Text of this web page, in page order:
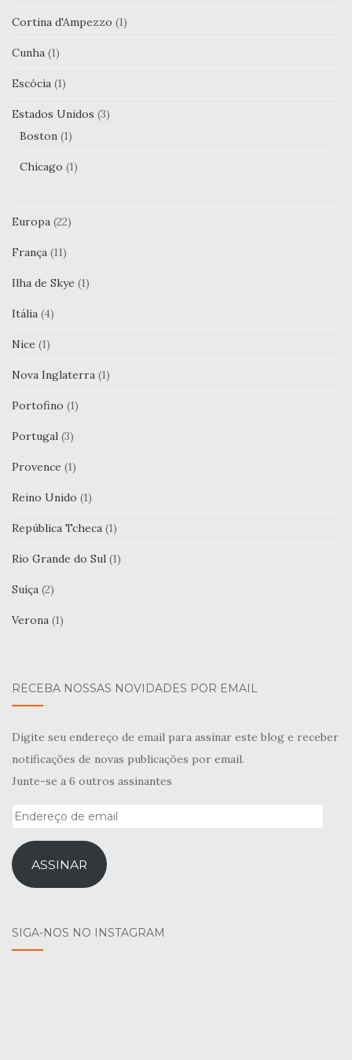
Cortina d'Ampezzo (1)
Cunha (1)
Escócia (1)
Estados Unidos (3)
Boston (1)
Chicago (1)
Europa (22)
França (11)
Ilha de Skye (1)
Itália (4)
Nice (1)
Nova Inglaterra (1)
Portofino (1)
Portugal (3)
Provence (1)
Reino Unido (1)
República Tcheca (1)
Rio Grande do Sul (1)
Suíça (2)
Verona (1)
RECEBA NOSSAS NOVIDADES POR EMAIL
Digite seu endereço de email para assinar este blog e receber
notificações de novas publicações por email.
Junte-se a 6 outros assinantes
Endereço
emailASSINAR
SIGA-NOS NO INSTAGRAM